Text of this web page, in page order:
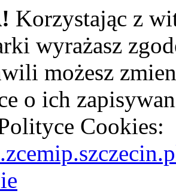
Korzystając z
wyrażasz
możesz
o ich
Cookies: